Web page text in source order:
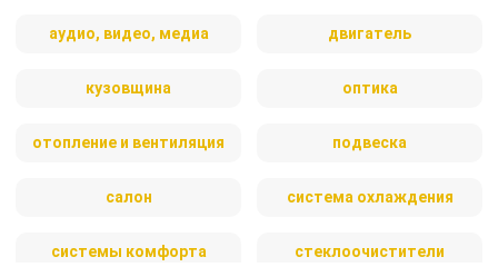
аудио, видео, медиа двигатель
кузовщина оптика
отопление и вентиляция подвеска
салон система охлаждения
системы комфорта стеклоочистители